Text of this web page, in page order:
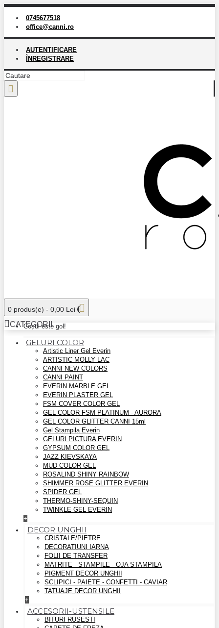
0745677518
office@canni.ro
AUTENTIFICARE
ÎNREGISTRARE
0 produs(e) - 0,00 Lei
Coșul este gol!
CATEGORII
GELURI COLOR
Artistic Liner Gel Everin
ARTISTIC MOLLY LAC
CANNI NEW COLORS
CANNI PAINT
EVERIN MARBLE GEL
EVERIN PLASTER GEL
FSM COVER COLOR GEL
GEL COLOR FSM PLATINUM - AURORA
GEL COLOR GLITTER CANNI 15ml
Gel Stampila Everin
GELURI PICTURA EVERIN
GYPSUM COLOR GEL
JAZZ KIEVSKAYA
MUD COLOR GEL
ROSALIND SHINY RAINBOW
SHIMMER ROSE GLITTER EVERIN
SPIDER GEL
THERMO-SHINY-SEQUIN
TWINKLE GEL EVERIN
+
DECOR UNGHII
CRISTALE/PIETRE
DECORATIUNI IARNA
FOLII DE TRANSFER
MATRITE - STAMPILE - OJA STAMPILA
PIGMENT DECOR UNGHII
SCLIPICI - PAIETE - CONFETTI - CAVIAR
TATUAJE DECOR UNGHII
+
ACCESORII-USTENSILE
BITURI RUSESTI